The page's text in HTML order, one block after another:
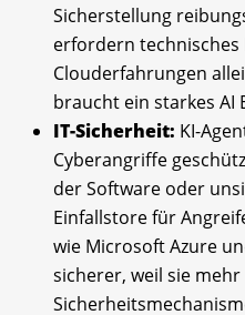
Sicherstellung
erfordern technisches
Clouderfahrungen
braucht ein starkes AI
IT-Sicherheit: KI-
Cyberangriffe
der Software oder
Einfallstore für
wie Microsoft Azure
sicherer, weil sie